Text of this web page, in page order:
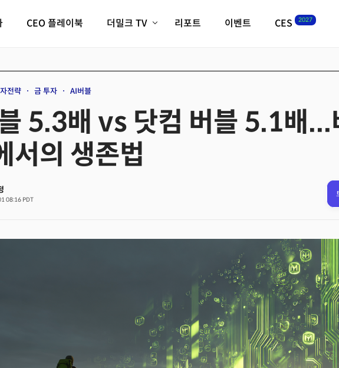
래 교육/직업
CEO 플레이북 더밀크 TV
크리스의 뉴욕 시그널
더밀크 아카데미
더웨이브/트렌드쇼
리포트 이벤트 CES 2027
필드 가이드
CES2027 with
전략 금 투자 AI버블
5.3배 vs 닷컴 버블 5.1배...
서의 생존법
08:16 PDT